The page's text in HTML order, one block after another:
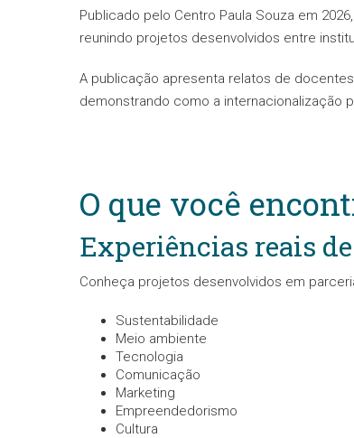
Publicado pelo Centro Paula Souza em
reunindo projetos desenvolvidos entre
A publicação apresenta relatos de
demonstrando como a internacionalização
O que você
Experiências reais
Conheça projetos desenvolvidos em
Sustentabilidade
Meio ambiente
Tecnologia
Comunicação
Marketing
Empreendedorismo
Cultura